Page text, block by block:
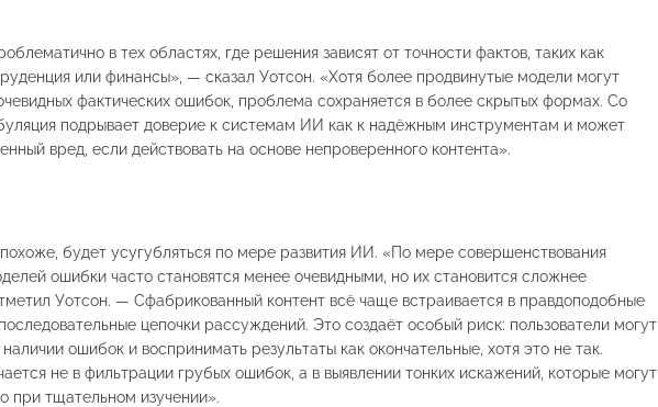
в тех областях, где решения зависят от точности фактов, таких как
или финансы», — сказал Уотсон. «Хотя более продвинутые модели могут
фактических ошибок, проблема сохраняется в более скрытых формах. Со
подрывает доверие к системам ИИ как к надёжным инструментам и может
вред, если действовать на основе непроверенного контента».
будет усугубляться по мере развития ИИ. «По мере совершенствования
ошибки часто становятся менее очевидными, но их становится сложнее
Уотсон. — Сфабрикованный контент всё чаще встраивается в правдоподобные
цепочки рассуждений. Это создаёт особый риск: пользователи могут
ошибок и воспринимать результаты как окончательные, хотя это не так.
не в фильтрации грубых ошибок, а в выявлении тонких искажений, которые могут
при тщательном изучении».